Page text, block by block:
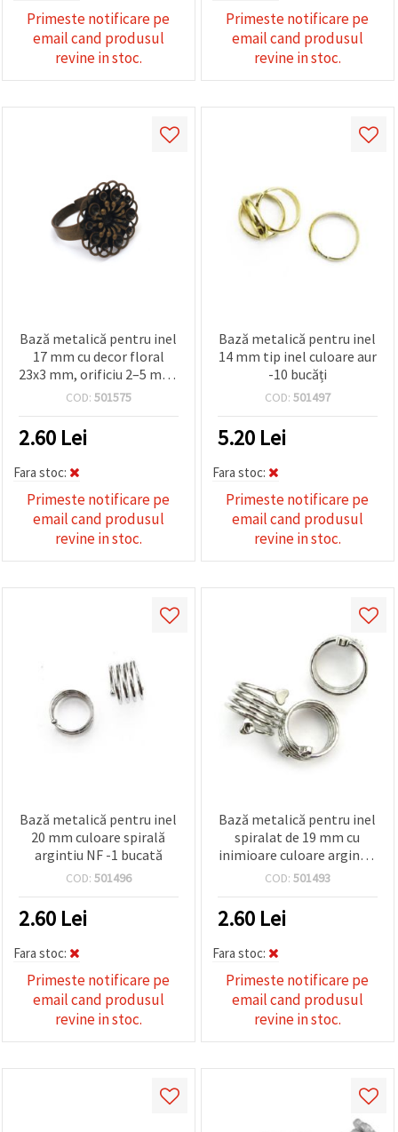
Primeste notificare pe
email cand produsul
revine in stoc.
Primeste notificare pe
email cand produsul
revine in stoc.
Bază metalică pentru inel
17 mm cu decor floral
23x3 mm, orificiu 2–5 mm,
culoare aur antic
COD: 501575
2.60 Lei
Fara stoc:
Primeste notificare pe
email cand produsul
revine in stoc.
Bază metalică pentru inel
14 mm tip inel culoare aur
-10 bucăți
COD: 501497
5.20 Lei
Fara stoc:
Primeste notificare pe
email cand produsul
revine in stoc.
Bază metalică pentru inel
20 mm culoare spirală
argintiu NF -1 bucată
COD: 501496
2.60 Lei
Fara stoc:
Primeste notificare pe
email cand produsul
revine in stoc.
Bază metalică pentru inel
spiralat de 19 mm cu
inimioare culoare argintiu
NF -1 bucată
COD: 501493
2.60 Lei
Fara stoc:
Primeste notificare pe
email cand produsul
revine in stoc.